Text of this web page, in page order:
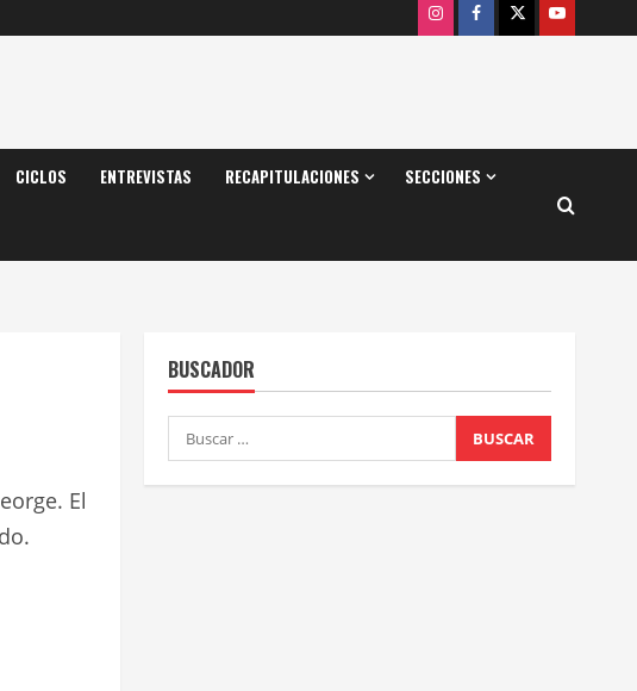
InstagramFacebook
X Youtube
CICLOS ENTREVISTAS RECAPITULACIONES SECCIONES
El
BUSCADOR
Buscar: